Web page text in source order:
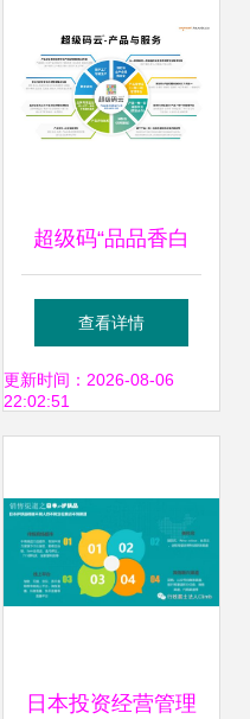
超级码“品品香白
茶-产品数字身份证
项目”案例入选中国
案例 助力品牌管理
升级
查看详情
更新时间：2026-08-06
22:02:51
日本投资经营管理